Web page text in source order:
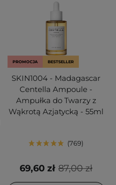
PROMOCJA BESTSELLER
SKIN1004 - Madagascar
Centella Ampoule -
Ampułka do Twarzy z
Wąkrotą Azjatycką - 55ml
769
87,00 zł
69,60 zł